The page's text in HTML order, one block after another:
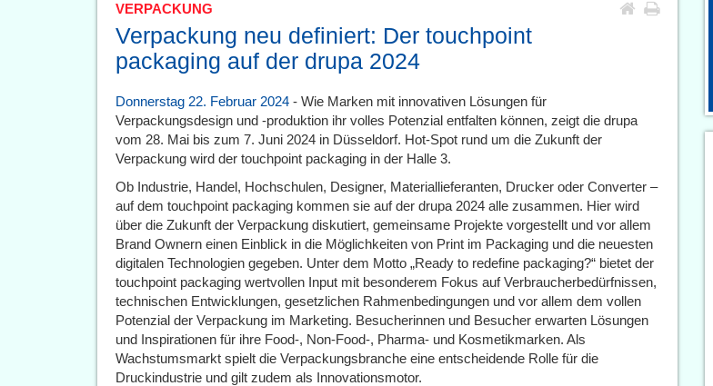
VERPACKUNG
Verpackung neu definiert: Der touchpoint
packaging auf der drupa 2024
Donnerstag 22. Februar 2024 - Wie Marken mit innovativen Lösungen für
Verpackungsdesign und -produktion ihr volles Potenzial entfalten können, zeigt die drupa
vom 28. Mai bis zum 7. Juni 2024 in Düsseldorf. Hot-Spot rund um die Zukunft der
Verpackung wird der touchpoint packaging in der Halle 3.
Ob Industrie, Handel, Hochschulen, Designer, Materiallieferanten, Drucker oder Converter –
auf dem touchpoint packaging kommen sie auf der drupa 2024 alle zusammen. Hier wird
über die Zukunft der Verpackung diskutiert, gemeinsame Projekte vorgestellt und vor allem
Brand Ownern einen Einblick in die Möglichkeiten von Print im Packaging und die neuesten
digitalen Technologien gegeben. Unter dem Motto „Ready to redefine packaging?“ bietet der
touchpoint packaging wertvollen Input mit besonderem Fokus auf Verbraucherbedürfnissen,
technischen Entwicklungen, gesetzlichen Rahmenbedingungen und vor allem dem vollen
Potenzial der Verpackung im Marketing. Besucherinnen und Besucher erwarten Lösungen
und Inspirationen für ihre Food-, Non-Food-, Pharma- und Kosmetikmarken. Als
Wachstumsmarkt spielt die Verpackungsbranche eine entscheidende Rolle für die
Druckindustrie und gilt zudem als Innovationsmotor.